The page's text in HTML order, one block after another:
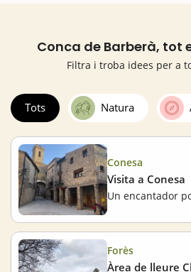
Conca de Barberà, tot
Filtra i troba idees per a
Tots Natura
Conesa
Visita a Conesa
Un encantador
Forès
Àrea de lleure